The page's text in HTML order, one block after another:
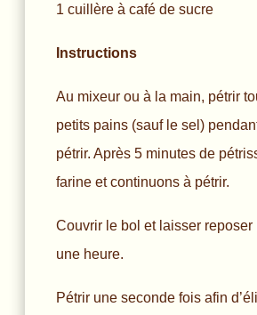
1 cuillère à café de sucre
Instructions
Au mixeur ou à la main, pétrir
petits pains (sauf le sel)
pétrir. Après 5 minutes de
farine et continuons à pétrir.
Couvrir le bol et laisser
une heure.
Pétrir une seconde fois afin